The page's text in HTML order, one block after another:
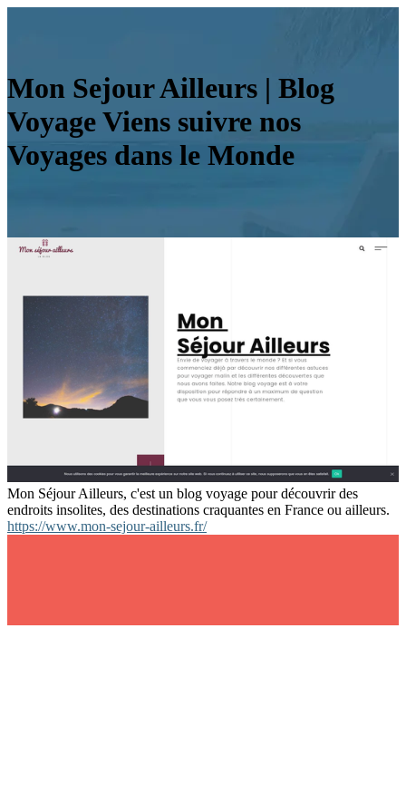
Mon Sejour Ailleurs | Blog
Voyage Viens suivre nos
Voyages dans le Monde
Mon Séjour Ailleurs, c'est un blog voyage pour découvrir des
endroits insolites, des destinations craquantes en France ou ailleurs.
https://www.mon-sejour-ailleurs.fr/